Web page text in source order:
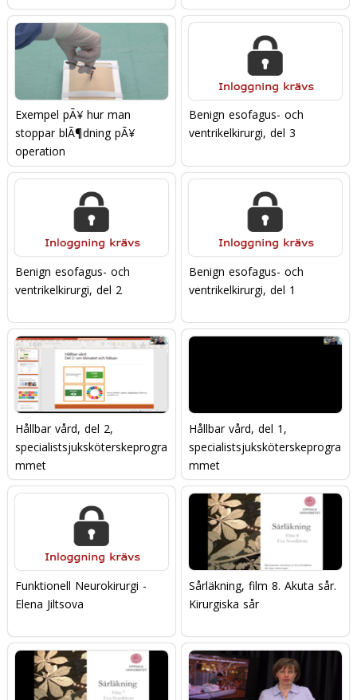
Exempel pÃ¥ hur man
stoppar blÃ¶dning pÃ¥
operation
Benign esofagus- och
ventrikelkirurgi, del 3
Benign esofagus- och
ventrikelkirurgi, del 2
Benign esofagus- och
ventrikelkirurgi, del 1
Hållbar vård, del 2,
specialistsjuksköterskeprogra
mmet
Hållbar vård, del 1,
specialistsjuksköterskeprogra
mmet
Funktionell Neurokirurgi -
Elena Jiltsova
Sårläkning, film 8. Akuta sår.
Kirurgiska sår